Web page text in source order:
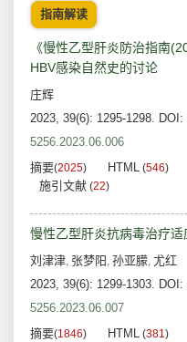
指南解读
《慢性乙型肝炎防治指南
HBV感染自然史的讨论
庄辉
2023, 39(6): 1295-1298. DOI:
5256.2023.06.006
摘要(2025) HTML (546)
施引文献 (22)
慢性乙型肝炎抗病毒治疗适
刘津津, 张梦阳 , 孙亚朦, 尤红
2023, 39(6): 1299-1303. DOI:
5256.2023.06.007
摘要(1846) HTML (381)